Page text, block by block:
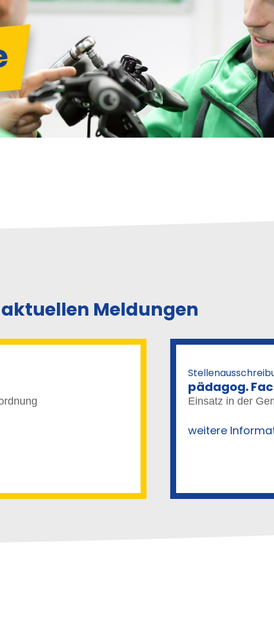
aktuellen Meldungen
pädagog.
Einsatz in der
weitere